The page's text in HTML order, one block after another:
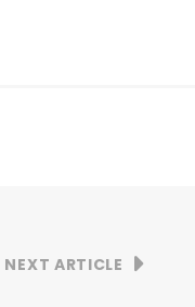
NEXT ARTICLE